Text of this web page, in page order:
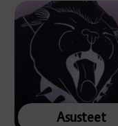
Asusteet